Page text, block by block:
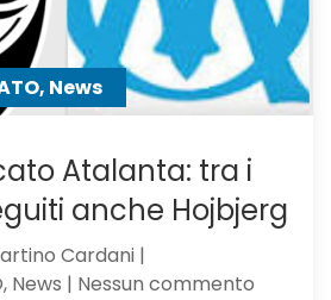
News
Atalanta: tra i
anche Hojbjerg
Cardani |
News | Nessun commento